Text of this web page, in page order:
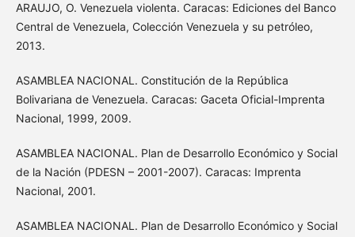
ARAUJO, O. Venezuela violenta. Caracas: Ediciones del Banco
Central de Venezuela, Colección Venezuela y su petróleo,
2013.
ASAMBLEA NACIONAL. Constitución de la República
Bolivariana de Venezuela. Caracas: Gaceta Oficial-Imprenta
Nacional, 1999, 2009.
ASAMBLEA NACIONAL. Plan de Desarrollo Económico y Social
de la Nación (PDESN – 2001-2007). Caracas: Imprenta
Nacional, 2001.
ASAMBLEA NACIONAL. Plan de Desarrollo Económico y Social